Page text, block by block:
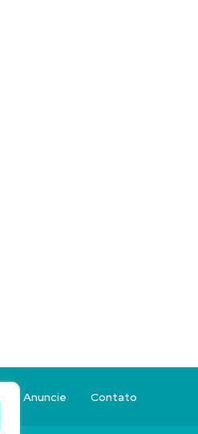
Anuncie Contato